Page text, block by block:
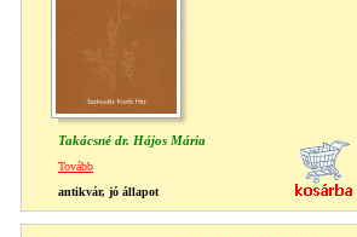
Takácsné dr. Hájos Mária
Tovább
antikvár, jó állapot